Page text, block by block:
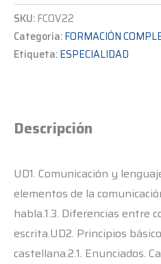
SKU: FCOV22
Categoría:FORMACIÓN
Etiqueta:ESPECIALIDAD
Descripción
UD1. Comunicación y
elementos de la
habla.1.3. Diferencias entre
escrita.UD2. Principios
castellana.2.1. Enunciados.